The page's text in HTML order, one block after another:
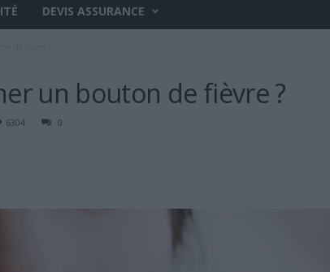
DEVIS ASSURANCE
un bouton de fièvre ?
6304 0